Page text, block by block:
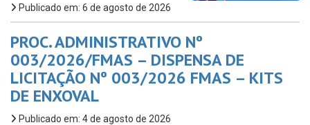
Publicado em: 6 de agosto de 2026
PROC. ADMINISTRATIVO Nº
003/2026/FMAS – DISPENSA DE
LICITAÇÃO Nº 003/2026 FMAS – KITS
DE ENXOVAL
Publicado em: 4 de agosto de 2026